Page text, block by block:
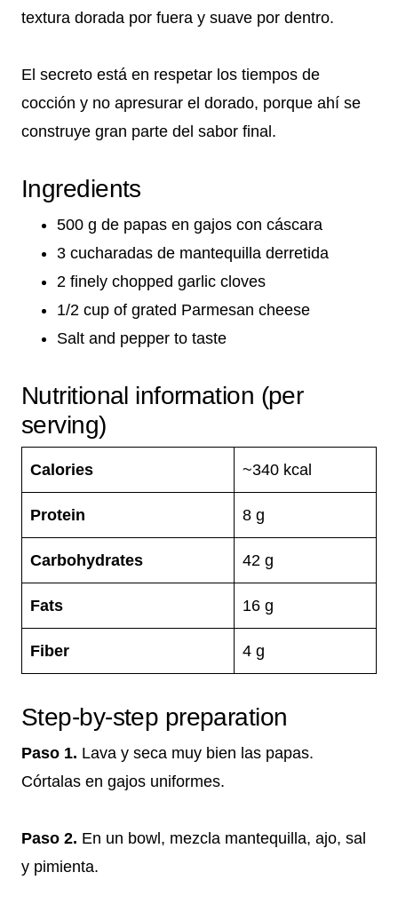
textura dorada por fuera y suave por dentro.
El secreto está en respetar los tiempos de
cocción y no apresurar el dorado, porque ahí se
construye gran parte del sabor final.
Ingredients
500 g de papas en gajos con cáscara
3 cucharadas de mantequilla derretida
2 finely chopped garlic cloves
1/2 cup of grated Parmesan cheese
Salt and pepper to taste
Nutritional information (per
serving)
Calories ~340 kcal
Protein 8 g
Carbohydrates 42 g
Fats 16 g
Fiber 4 g
Step-by-step preparation
Paso 1. Lava y seca muy bien las papas.
Córtalas en gajos uniformes.
Paso 2. En un bowl, mezcla mantequilla, ajo, sal
y pimienta.